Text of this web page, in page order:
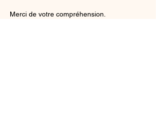
Merci de votre compréhension.